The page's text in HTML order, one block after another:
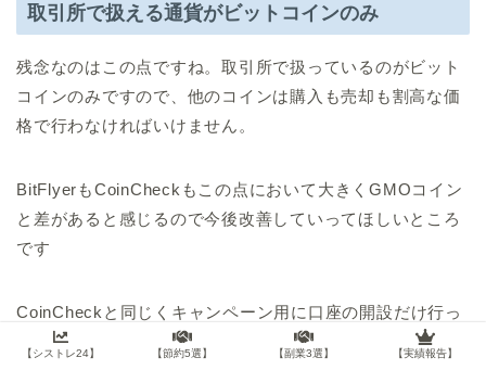
取引所で扱える通貨がビットコインのみ
残念なのはこの点ですね。取引所で扱っているのがビット
コインのみですので、他のコインは購入も売却も割高な価
格で行わなければいけません。
BitFlyerもCoinCheckもこの点において大きくGMOコイン
と差があると感じるので今後改善していってほしいところ
です
CoinCheckと同じくキャンペーン用に口座の開設だけ行っ
ています。
【シストレ24】 【節約5選】 【副業3選】 【実績報告】